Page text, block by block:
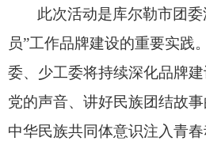
此次活动是库尔勒市团
员”工作品牌建设的重要实践。
委、 少工委将持续深化品牌建
党的声音、 讲好民族团结故事
中华民族共同体意识注入青春